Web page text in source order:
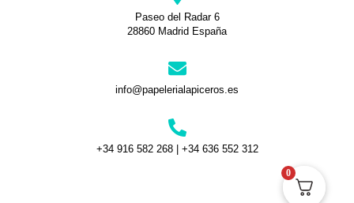
Paseo del Radar 6
28860 Madrid España
info@papelerialapiceros.es
+34 916 582 268 | +34 636 552 312
0